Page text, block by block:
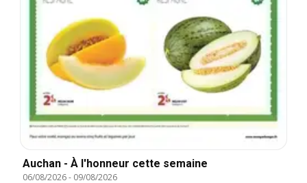
Auchan - À l'honneur cette semaine
06/08/2026- 09/08/2026